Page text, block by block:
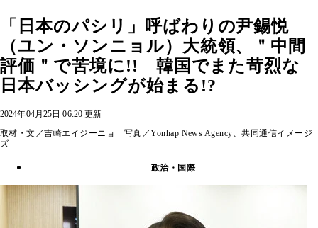
「日本のパシリ」呼ばわりの尹錫悦
（ユン・ソンニョル）大統領、＂中間
評価＂で苦境に!! 韓国でまた苛烈な
日本バッシングが始まる!?
2024年04月25日 06:20 更新
取材・文／吉崎エイジーニョ 写真／Yonhap News Agency、共同通信イメージ
ズ
政治・国際